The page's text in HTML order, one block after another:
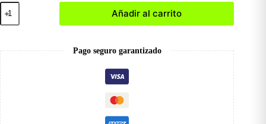
Molde
de
Silicona
cantidad
Añadir al carrito
Pago seguro garantizado